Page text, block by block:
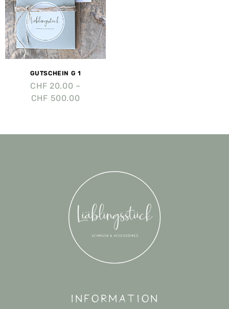
GUTSCHEIN G 1
CHF 20.00 –
CHF 500.00
Information